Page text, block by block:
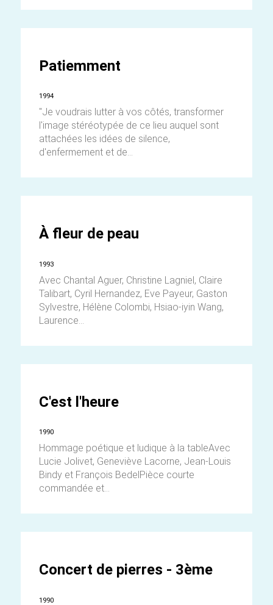
Patiemment
1994
"Je voudrais lutter à vos côtés, transformer
l'image stéréotypée de ce lieu auquel sont
attachées les idées de silence,
d'enfermement et de...
À fleur de peau
1993
Avec Chantal Aguer, Christine Lagniel, Claire
Talibart, Cyril Hernandez, Eve Payeur, Gaston
Sylvestre, Hélène Colombi, Hsiao-iyin Wang,
Laurence...
C'est l'heure
1990
Hommage poétique et ludique à la tableAvec
Lucie Jolivet, Geneviève Lacorne, Jean-Louis
Bindy et François BedelPièce courte
commandée et...
Concert de pierres - 3ème
1990